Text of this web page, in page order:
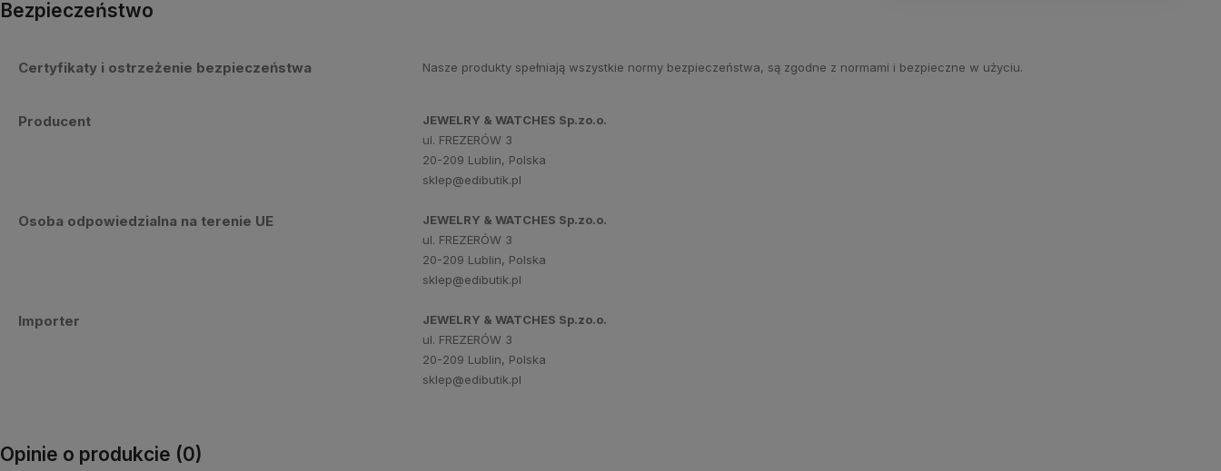
Bezpieczeństwo
Certyfikaty i ostrzeżenie bezpieczeństwa Nasze produkty spełniają wszystkie normy bezpieczeństwa, są zgodne z normami i bezpieczne w użyciu.
Producent
JEWELRY & WATCHES Sp.zo.o.
ul. FREZERÓW 3
20-209 Lublin, Polska
sklep@edibutik.pl
Osoba odpowiedzialna na terenie UE
JEWELRY & WATCHES Sp.zo.o.
ul. FREZERÓW 3
20-209 Lublin, Polska
sklep@edibutik.pl
Importer
JEWELRY & WATCHES Sp.zo.o.
ul. FREZERÓW 3
20-209 Lublin, Polska
sklep@edibutik.pl
Opinie o produkcie (0)